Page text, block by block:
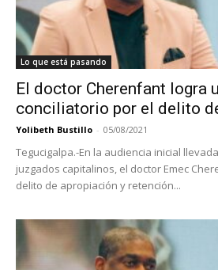
Lo que está pasando
El doctor Cherenfant logra
conciliatorio por el delito
Yolibeth Bustillo - 05/08/2021
Tegucigalpa.-En la audiencia inicial
juzgados capitalinos, el doctor Emec
delito de apropiación y retención...